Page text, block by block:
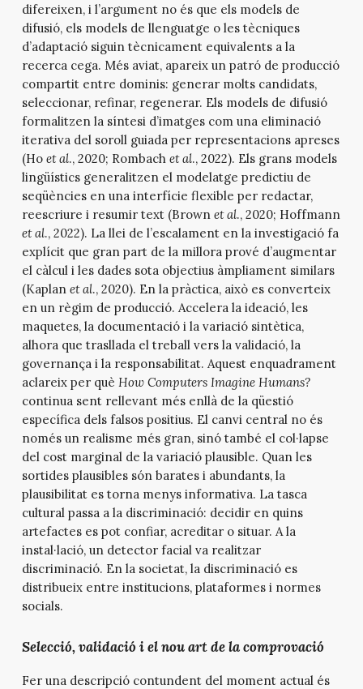
difereixen, i l’argument no és que els models de
difusió, els models de llenguatge o les tècniques
d’adaptació siguin tècnicament equivalents a la
recerca cega. Més aviat, apareix un patró de producció
compartit entre dominis: generar molts candidats,
seleccionar, refinar, regenerar. Els models de difusió
formalitzen la síntesi d’imatges com una eliminació
iterativa del soroll guiada per representacions apreses
(Ho et al., 2020; Rombach et al., 2022). Els grans models
lingüístics generalitzen el modelatge predictiu de
seqüències en una interfície flexible per redactar,
reescriure i resumir text (Brown et al., 2020; Hoffmann
et al., 2022). La llei de l’escalament en la investigació fa
explícit que gran part de la millora prové d’augmentar
el càlcul i les dades sota objectius àmpliament similars
(Kaplan et al., 2020). En la pràctica, això es converteix
en un règim de producció. Accelera la ideació, les
maquetes, la documentació i la variació sintètica,
alhora que trasllada el treball vers la validació, la
governança i la responsabilitat. Aquest enquadrament
aclareix per què How Computers Imagine Humans?
continua sent rellevant més enllà de la qüestió
específica dels falsos positius. El canvi central no és
només un realisme més gran, sinó també el col·lapse
del cost marginal de la variació plausible. Quan les
sortides plausibles són barates i abundants, la
plausibilitat es torna menys informativa. La tasca
cultural passa a la discriminació: decidir en quins
artefactes es pot confiar, acreditar o situar. A la
instal·lació, un detector facial va realitzar
discriminació. En la societat, la discriminació es
distribueix entre institucions, plataformes i normes
socials.
Selecció, validació i el nou art de la comprovació
Fer una descripció contundent del moment actual és